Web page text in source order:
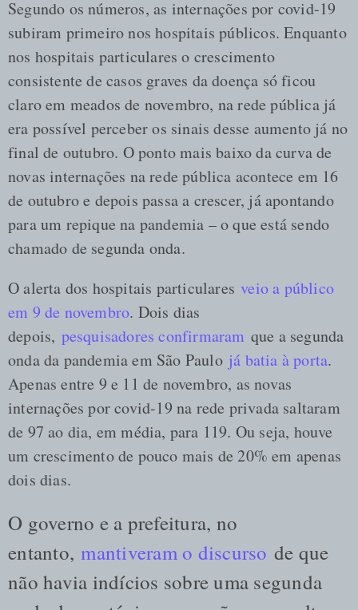
Segundo os números, as internações por covid-19
subiram primeiro nos hospitais públicos. Enquanto
nos hospitais particulares o crescimento
consistente de casos graves da doença só ficou
claro em meados de novembro, na rede pública já
era possível perceber os sinais desse aumento já no
final de outubro. O ponto mais baixo da curva de
novas internações na rede pública acontece em 16
de outubro e depois passa a crescer, já apontando
para um repique na pandemia – o que está sendo
chamado de segunda onda.
O alerta dos hospitais particularesveio a público
em 9 de novembro. Dois dias
depois, pesquisadores confirmaram que a segunda
onda da pandemia em São Paulo já batia à porta.
Apenas entre 9 e 11 de novembro, as novas
internações por covid-19 na rede privada saltaram
de 97 ao dia, em média, para 119. Ou seja, houve
um crescimento de pouco mais de 20% em apenas
dois dias.
O governo e a prefeitura, no
entanto, mantiveram o discurso de que
não havia indícios sobre uma segunda